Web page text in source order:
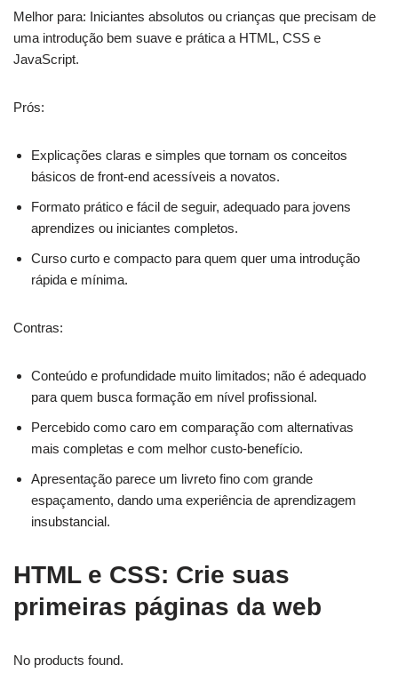
Melhor para: Iniciantes absolutos ou crianças que precisam de
uma introdução bem suave e prática a HTML, CSS e
JavaScript.
Prós:
Explicações claras e simples que tornam os conceitos
básicos de front-end acessíveis a novatos.
Formato prático e fácil de seguir, adequado para jovens
aprendizes ou iniciantes completos.
Curso curto e compacto para quem quer uma introdução
rápida e mínima.
Contras:
Conteúdo e profundidade muito limitados; não é adequado
para quem busca formação em nível profissional.
Percebido como caro em comparação com alternativas
mais completas e com melhor custo-benefício.
Apresentação parece um livreto fino com grande
espaçamento, dando uma experiência de aprendizagem
insubstancial.
HTML e CSS: Crie suas
primeiras páginas da web
No products found.